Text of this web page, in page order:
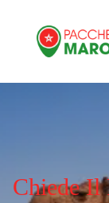
Chiede Il